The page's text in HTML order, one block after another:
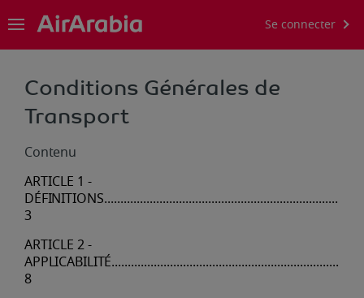
Se connecter
Conditions Générales de
Transport
Contenu
ARTICLE 1 -
DÉFINITIONS........................................................................
3
ARTICLE 2-
APPLICABILITÉ......................................................................
8